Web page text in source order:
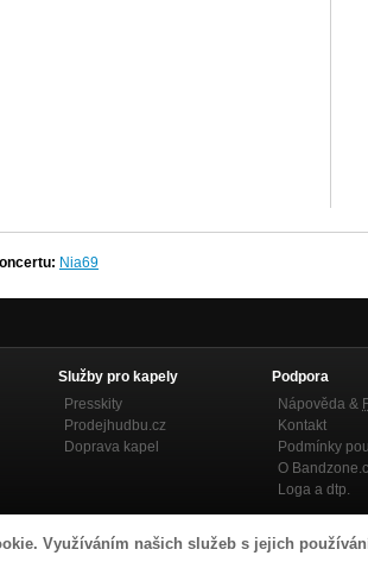
Využíváním našich služeb s jejich
Nia69
Služby pro kapely
Presskity
Prodejhudbu.cz
Doprava kapel
Podpora
Nápověda &
Kontakt
Podmínky
O
Loga a dtp.